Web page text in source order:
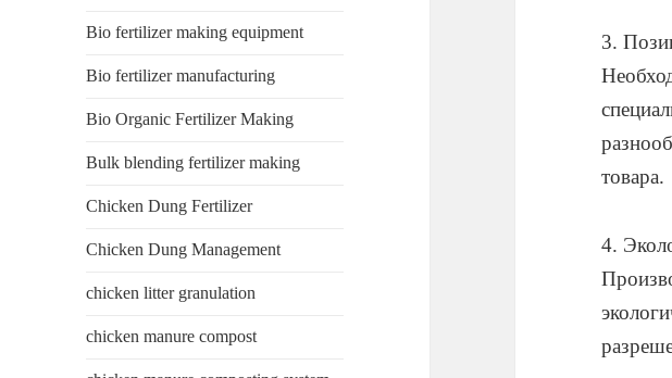
Bio fertilizer making equipment
Bio fertilizer manufacturing
Bio Organic Fertilizer Making
Bulk blending fertilizer making
Chicken Dung Fertilizer
Chicken Dung Management
chicken litter granulation
chicken manure compost
3.
товара.
4.